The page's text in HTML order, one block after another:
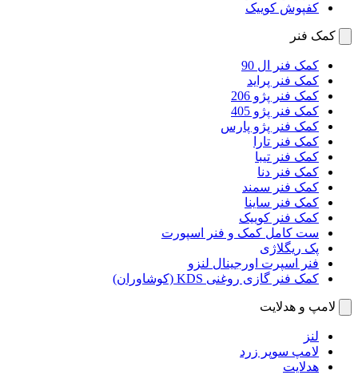
کفپوش کوییک
کمک فنر
کمک فنر ال 90
کمک فنر پراید
کمک فنر پژو 206
کمک فنر پژو 405
کمک فنر پژو پارس
کمک فنر تارا
کمک فنر تیبا
کمک فنر دنا
کمک فنر سمند
کمک فنر ساینا
کمک فنر کوییک
ست کامل کمک و فنر اسپورت
پک ریگلاژی
فنر اسپرت اورجینال لنزو
کمک فنر گازی روغنی KDS (کوشاوران)
لامپ و هدلایت
لنز
لامپ سوپر زرد
هدلایت